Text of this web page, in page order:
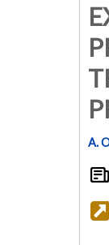
A.